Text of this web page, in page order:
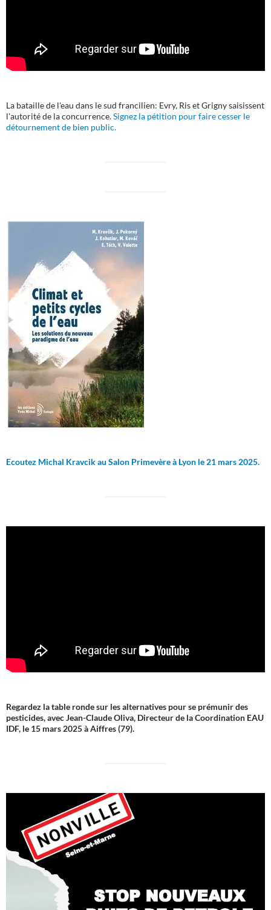
La bataille de l'eau dans le sud francilien: Evry, Ris et Grigny saisissent
l'autorité de la concurrence.Signez la pétition pour faire cesser le
détournement de bien public.
Ecoutez Michal Kravcik au Salon Primevère à Lyon le 21 mars 2025.
Regardez la table ronde sur les alternatives pour se prémunir des
pesticides, avec Jean-Claude Oliva, Directeur de la Coordination EAU
IDF, le 15 mars 2025 à Aiffres (79).